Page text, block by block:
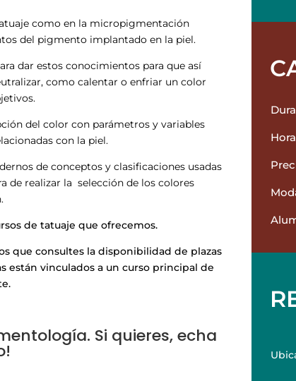
como en la micropigmentación
del pigmento implantado en la piel.
dar estos conocimientos para que así
como calentar o enfriar un color
del color con parámetros y variables
con la piel.
de conceptos y clasificaciones usadas
de realizar la selección de los colores
de tatuaje que ofrecemos.
que consultes la disponibilidad de plazas
están vinculados a un curso principal de
Si quieres, echa